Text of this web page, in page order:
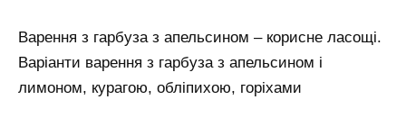
Варення з гарбуза з апельсином – корисне ласощі.
Варіанти варення з гарбуза з апельсином і
лимоном, курагою, обліпихою, горіхами